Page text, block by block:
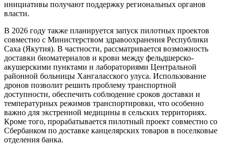
инициативы получают поддержку региональных органов
власти.
В 2026 году также планируется запуск пилотных проектов
совместно с Министерством здравоохранения Республики
Саха (Якутия). В частности, рассматривается возможность
доставки биоматериалов и крови между фельдшерско-
акушерскими пунктами и лабораториями Центральной
районной больницы Хангаласского улуса. Использование
дронов позволит решить проблему транспортной
доступности, обеспечить соблюдение сроков доставки и
температурных режимов транспортировки, что особенно
важно для экстренной медицины в сельских территориях.
Кроме того, прорабатывается пилотный проект совместно со
Сбербанком по доставке канцелярских товаров в поселковые
отделения банка.